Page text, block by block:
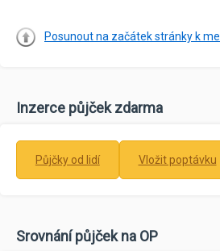
Posunout na začátek stránky k
Inzerce půjček zdarma
Půjčky od lidí Vložit poptávku
Srovnání půjček na OP